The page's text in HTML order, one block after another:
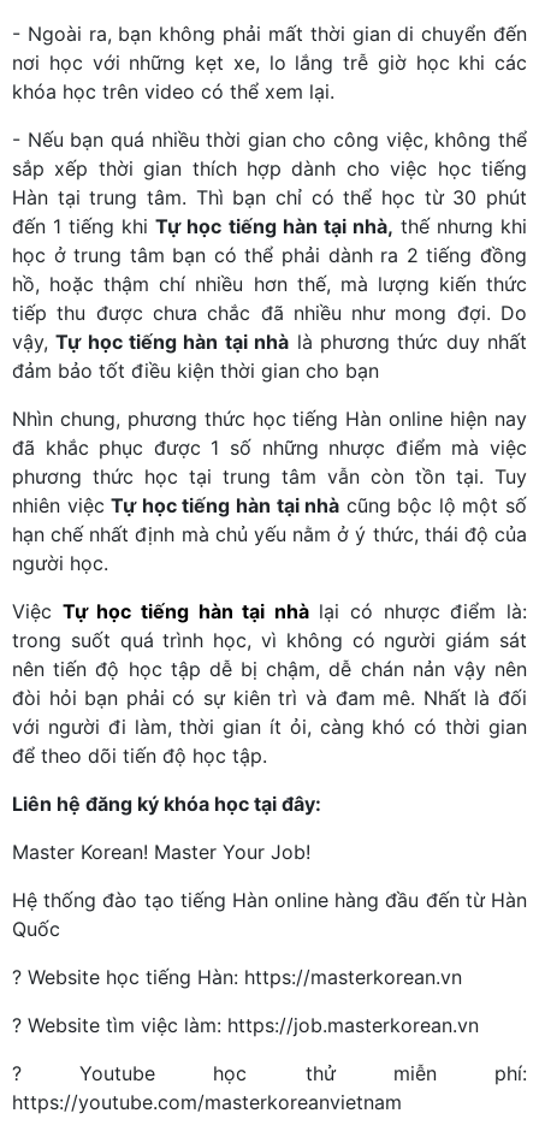
- Ngoài ra, bạn không phải mất thời gian di chuyển đến
nơi học với những kẹt xe, lo lắng trễ giờ học khi các
khóa học trên video có thể xem lại.
- Nếu bạn quá nhiều thời gian cho công việc, không thể
sắp xếp thời gian thích hợp dành cho việc học tiếng
Hàn tại trung tâm. Thì bạn chỉ có thể học từ 30 phút
đến 1 tiếng khiTự học tiếng hàn tại nhà, thế nhưng khi
học ở trung tâm bạn có thể phải dành ra 2 tiếng đồng
hồ, hoặc thậm chí nhiều hơn thế, mà lượng kiến thức
tiếp thu được chưa chắc đã nhiều như mong đợi. Do
vậy,Tự học tiếng hàn tại nhà là phương thức duy nhất
đảm bảo tốt điều kiện thời gian cho bạn
Nhìn chung, phương thức học tiếng Hàn online hiện nay
đã khắc phục được 1 số những nhược điểm mà việc
phương thức học tại trung tâm vẫn còn tồn tại. Tuy
nhiên việcTự học tiếng hàn tại nhà cũng bộc lộ một số
hạn chế nhất định mà chủ yếu nằm ở ý thức, thái độ của
người học.
Việc Tự học tiếng hàn tại nhàlại có nhược điểm là:
trong suốt quá trình học, vì không có người giám sát
nên tiến độ học tập dễ bị chậm, dễ chán nản vậy nên
đòi hỏi bạn phải có sự kiên trì và đam mê. Nhất là đối
với người đi làm, thời gian ít ỏi, càng khó có thời gian
để theo dõi tiến độ học tập.
Liên hệ đăng ký khóa học tại đây:
Master Korean! Master Your Job!
Hệ thống đào tạo tiếng Hàn online hàng đầu đến từ Hàn
Quốc
? Website học tiếng Hàn: https://masterkorean.vn
? Website tìm việc làm: https://job.masterkorean.vn
? Youtube học thử miễn phí:
https://youtube.com/masterkoreanvietnam